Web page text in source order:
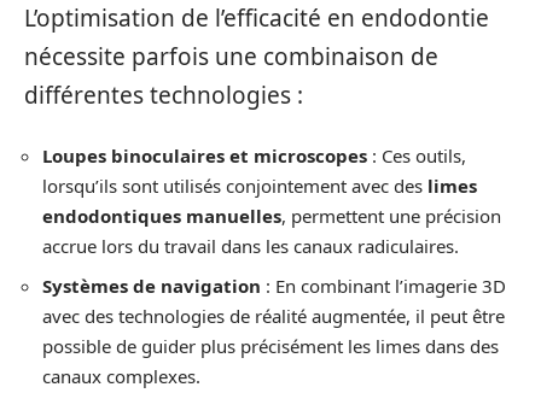
L’optimisation de l’efficacité en endodontie
nécessite parfois une combinaison de
différentes technologies :
Loupes binoculaires et microscopes : Ces outils,
lorsqu’ils sont utilisés conjointement avec des limes
endodontiques manuelles, permettent une précision
accrue lors du travail dans les canaux radiculaires.
Systèmes de navigation : En combinant l’imagerie 3D
avec des technologies de réalité augmentée, il peut être
possible de guider plus précisément les limes dans des
canaux complexes.